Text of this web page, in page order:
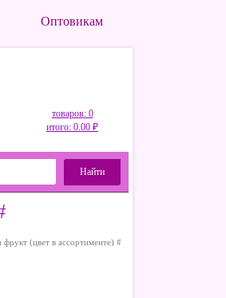
Оптовикам
товаров: 0
итого: 0.00 ₽
Найти
(цвет в ассортименте) #